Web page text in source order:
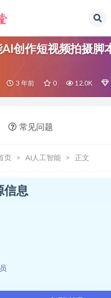
创作短视频拍摄脚
3 年前 0 12.0K
常见问题
页 AI人工智能 正文
信息